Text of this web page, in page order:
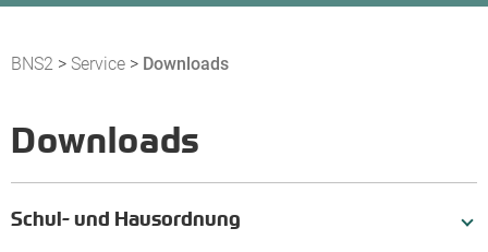
BNS2 > Service > Downloads
Downloads
Schul- und Hausordnung